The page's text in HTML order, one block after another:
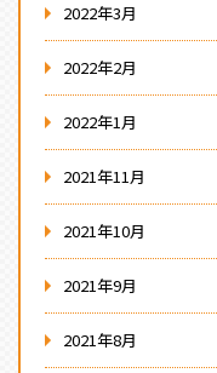
2022年3月
2022年2月
2022年1月
2021年11月
2021年10月
2021年9月
2021年8月